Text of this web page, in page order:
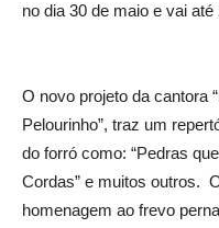
no dia 30 de maio e vai até
O novo projeto da cantora
Pelourinho”, traz um
do forró como: “Pedras
Cordas” e muitos outros.
homenagem ao frevo